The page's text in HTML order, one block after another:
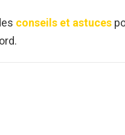
conseils et astuces